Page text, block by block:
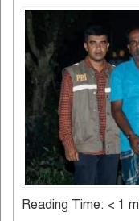
Reading Time: < 1